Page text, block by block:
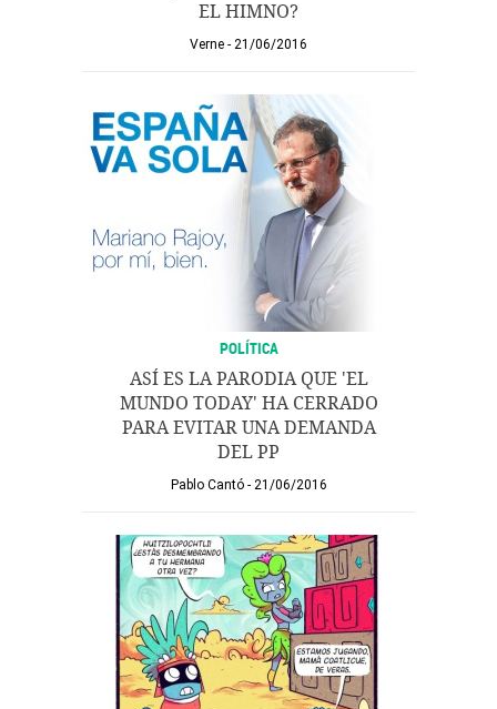
EL HIMNO?
Verne 21/06/2016
POLÍTICA
ASÍ ES LA PARODIA QUE 'EL
MUNDO TODAY' HA CERRADO
PARA EVITAR UNA DEMANDA
DEL PP
Pablo Cantó 21/06/2016